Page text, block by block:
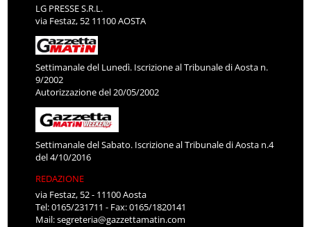
LG PRESSE S.R.L.
via Festaz, 52 11100 AOSTA
Settimanale del Lunedì. Iscrizione al Tribunale di Aosta n.
9/2002
Autorizzazione del 20/05/2002
Settimanale del Sabato. Iscrizione al Tribunale di Aosta n.4
del 4/10/2016
REDAZIONE
via Festaz, 52 - 11100 Aosta
Tel: 0165/231711 - Fax: 0165/1820141
Mail:segreteria@gazzettamatin.com